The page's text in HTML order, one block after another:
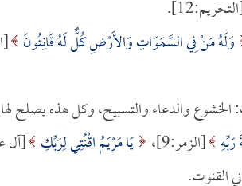
وَلَهُ مَنْ فِي السَّمَوَاتِ وَالأَرْضِ كُلٌّ لَهُ قَانِتُونَ
والدعاء والتسبيح، وكل هذه يصلح لها
[الزمر:9]، يَا مَرْيَمُ اقْنُتِي لِرَبِّكِ [آل
القنوت.